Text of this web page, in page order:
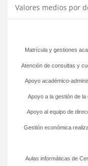
Valores medios por
Aulas informáticas de
Gestión económica
Apoyo al equipo de
Apoyo a la gestión de la
Apoyo académico-
Atención de consultas y
Matrícula y gestiones